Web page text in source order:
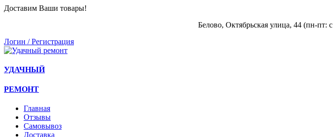
Доставим Ваши товары!
Белово, Октябрьская улица, 44 (пн-пт: с
Логин / Регистрация
УДАЧНЫЙ
РЕМОНТ
Главная
Отзывы
Самовывоз
Доставка